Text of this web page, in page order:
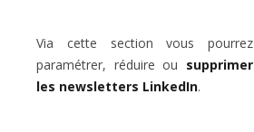
Via cette section vous pourrez
paramétrer, réduire ou supprimer
les newsletters LinkedIn.